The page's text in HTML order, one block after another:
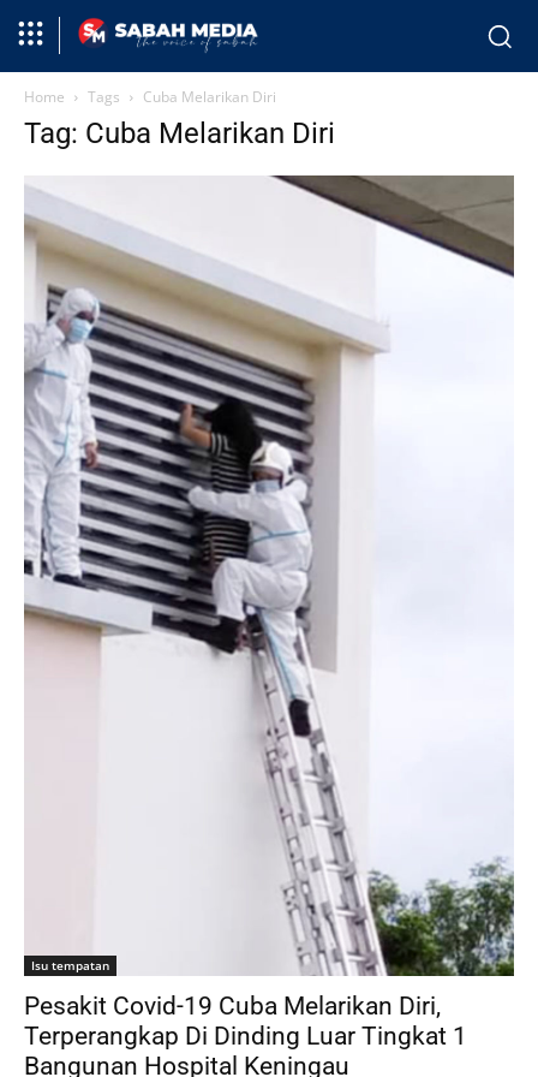
Home Tags Cuba Melarikan Diri
Tag: Cuba Melarikan Diri
Isu tempatan
Pesakit Covid-19 Cuba Melarikan Diri,
Terperangkap Di Dinding Luar Tingkat 1
Bangunan Hospital Keningau